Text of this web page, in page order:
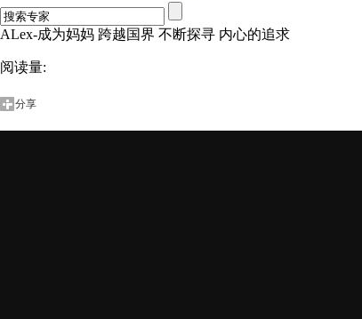
ALex-成为妈妈 跨越国界 不断探寻 内心的追求
阅读量:
分享